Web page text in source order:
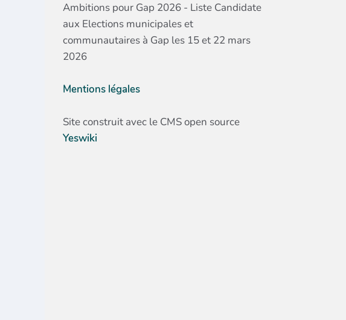
Ambitions pour Gap 2026 - Liste Candidate
aux Elections municipales et
communautaires à Gap les 15 et 22 mars
2026
Mentions légales
Site construit avec le CMS open source
Yeswiki